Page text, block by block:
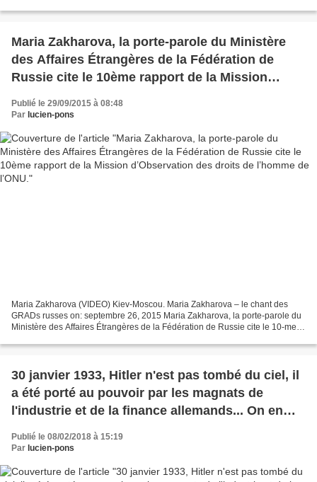
Maria Zakharova, la porte-parole du Ministère
des Affaires Étrangères de la Fédération de
Russie cite le 10ème rapport de la Mission
d’Observation des droits de l’homme de l’ONU.
Publié le 29/09/2015 à 08:48
Par lucien-pons
Maria Zakharova (VIDEO) Kiev-Moscou. Maria Zakharova – le chant des
GRADs russes on: septembre 26, 2015 Maria Zakharova, la porte-parole du
Ministère des Affaires Étrangères de la Fédération de Russie cite le 10-me
30 janvier 1933, Hitler n'est pas tombé du ciel, il
a été porté au pouvoir par les magnats de
l'industrie et de la finance allemands... On en
Publié le 08/02/2018 à 15:19
Par lucien-pons